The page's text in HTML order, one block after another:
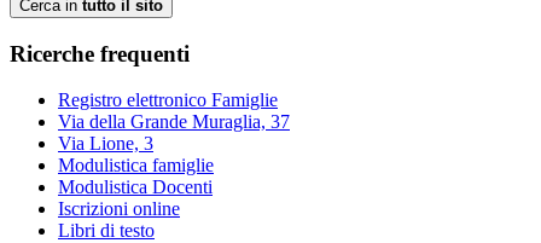
Cerca in tutto il sito
Ricerche frequenti
Registro elettronico Famiglie
Via della Grande Muraglia, 37
Via Lione, 3
Modulistica famiglie
Modulistica Docenti
Iscrizioni online
Libri di testo